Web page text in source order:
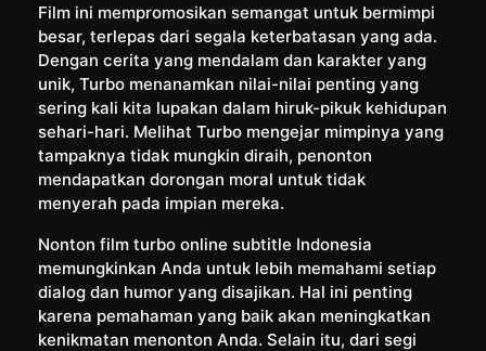
Film ini mempromosikan semangat untuk bermimpi
besar, terlepas dari segala keterbatasan yang ada.
Dengan cerita yang mendalam dan karakter yang
unik, Turbo menanamkan nilai-nilai penting yang
sering kali kita lupakan dalam hiruk-pikuk kehidupan
sehari-hari. Melihat Turbo mengejar mimpinya yang
tampaknya tidak mungkin diraih, penonton
mendapatkan dorongan moral untuk tidak
menyerah pada impian mereka.
Nonton film turbo online subtitle Indonesia
memungkinkan Anda untuk lebih memahami setiap
dialog dan humor yang disajikan. Hal ini penting
karena pemahaman yang baik akan meningkatkan
kenikmatan menonton Anda. Selain itu, dari segi